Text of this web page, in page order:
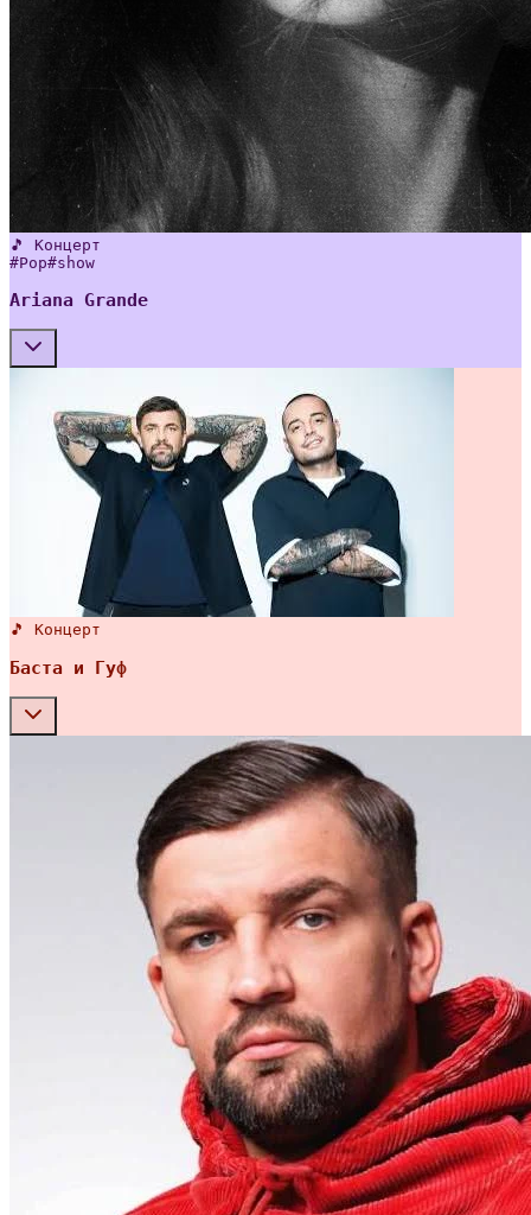
🎵 Концерт
#Pop#show
Ariana Grande
🎵 Концерт
Баста и Гуф